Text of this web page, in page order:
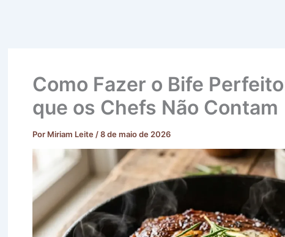
Como Fazer o Bife
que os Chefs Não Contam
Por Miriam Leite /8 de maio de 2026